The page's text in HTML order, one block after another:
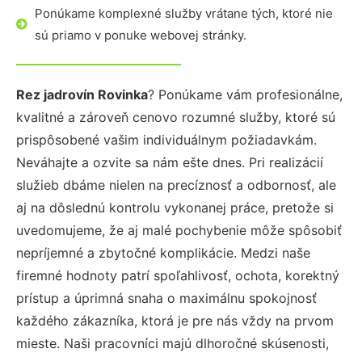
Ponúkame komplexné služby vrátane tých, ktoré nie
sú priamo v ponuke webovej stránky.
Rez jadrovín Rovinka? Ponúkame vám profesionálne,
kvalitné a zároveň cenovo rozumné služby, ktoré sú
prispôsobené vašim individuálnym požiadavkám.
Neváhajte a ozvite sa nám ešte dnes. Pri realizácií
služieb dbáme nielen na precíznosť a odbornosť, ale
aj na dôslednú kontrolu vykonanej práce, pretože si
uvedomujeme, že aj malé pochybenie môže spôsobiť
nepríjemné a zbytočné komplikácie. Medzi naše
firemné hodnoty patrí spoľahlivosť, ochota, korektný
prístup a úprimná snaha o maximálnu spokojnosť
každého zákazníka, ktorá je pre nás vždy na prvom
mieste. Naši pracovníci majú dlhoročné skúsenosti,